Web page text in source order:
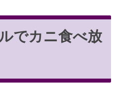
でカニ食べ放